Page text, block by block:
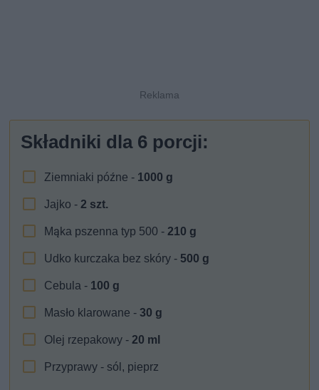
Składniki dla 6 porcji:
Ziemniaki późne - 1000 g
Jajko -2 szt.
Mąka pszenna typ 500 -210 g
Udko kurczaka bez skóry - 500 g
Cebula - 100 g
Masło klarowane -30 g
Olej rzepakowy -20 ml
Przyprawy - sól, pieprz